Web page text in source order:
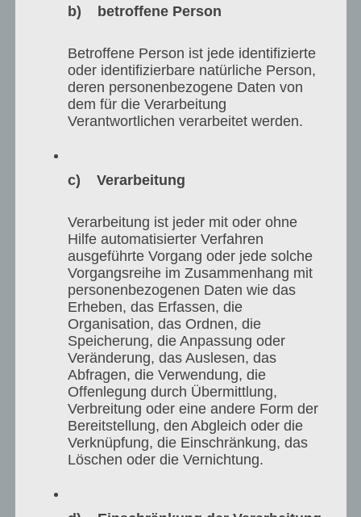
სარგებლობს და რომლის მოდელიც არა
მხოლოდ დაკვირვების ობიექტი, არამედ
მისაბაძიც ხდება ევროპის ბევრი სხვა
ქვეყნისათვის. თუ 2005 წელს ესტონეთში
ელექტრონული ხმის მიცემის საშუალებით,
ბოლო არჩევნებში ეს მაჩვენებელი 30 %- ს
გადაცდა.
ლიეტუვა გეგმავს, რომ 2019 წლის ბოლომდე
სრულად გამართოს სისტემა, ხოლო 2020
წლიდან ელექტრონული ხმის მიცემა
ალტერნატიულ საშუალებად შესთავაზოს
თავის მოქალაქეებს. იუსტიციის სამინისტროს
მიერ ინიცირებული გამოკითხვით,
მოსახლეობის 56 % ამ გეგმას ხმას უჭერს.
ესტონეთის და ლიეტუვის მსგავსად,
საქართველოს მოსახლეობასაც მეტი მზაობა
b) betroffene Person
Betroffene Person ist jede identifizierte
oder identifizierbare natürliche Person,
deren personenbezogene Daten von
dem für die Verarbeitung
Verantwortlichen verarbeitet werden.
c) Verarbeitung
Verarbeitung ist jeder mit oder ohne
Hilfe automatisierter Verfahren
ausgeführte Vorgang oder jede solche
Vorgangsreihe im Zusammenhang mit
personenbezogenen Daten wie das
Erheben, das Erfassen, die
Organisation, das Ordnen, die
Speicherung, die Anpassung oder
Veränderung, das Auslesen, das
Abfragen, die Verwendung, die
Offenlegung durch Übermittlung,
Verbreitung oder eine andere Form der
Bereitstellung, den Abgleich oder die
Verknüpfung, die Einschränkung, das
Löschen oder die Vernichtung.